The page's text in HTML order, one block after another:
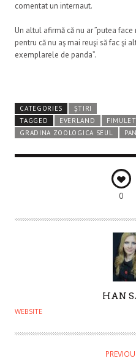
comentat un internaut.
Un altul afirmă că nu ar ”putea
pentru că nu aş mai reuşi să fac şi
exemplarele de panda”.
CATEGORIES
ȘTIRI
TAGGED
EVERLAND
GRADINA ZOOLOGICA SEUL
0
U
H
HAN
WEBSITE